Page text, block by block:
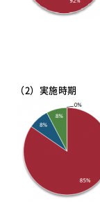
（2）実施時期